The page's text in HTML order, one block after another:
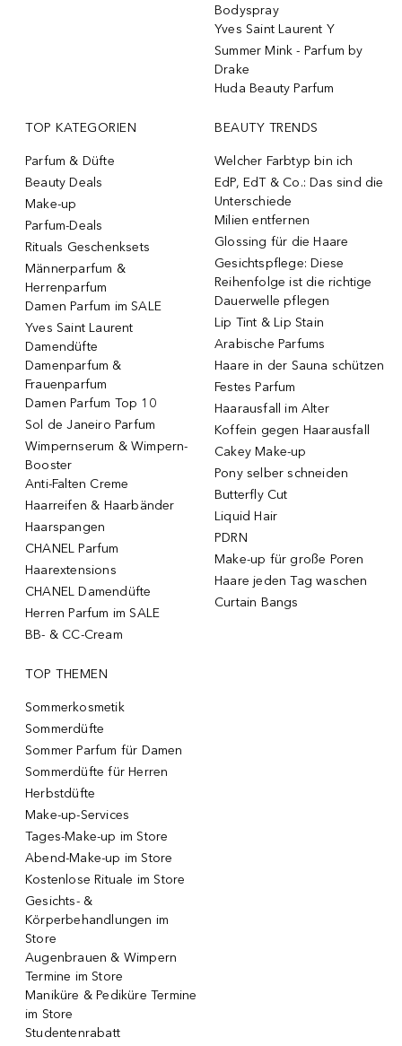
Bodyspray
Yves Saint Laurent Y
Summer Mink - Parfum by
Drake
Huda Beauty Parfum
TOP KATEGORIEN
Parfum & Düfte
Beauty Deals
Make-up
Parfum-Deals
Rituals Geschenksets
Männerparfum &
Herrenparfum
Damen Parfum im SALE
Yves Saint Laurent
Damendüfte
Damenparfum &
Frauenparfum
Damen Parfum Top 10
Sol de Janeiro Parfum
Wimpernserum & Wimpern-
Booster
Anti-Falten Creme
Haarreifen & Haarbänder
Haarspangen
CHANEL Parfum
Haarextensions
CHANEL Damendüfte
Herren Parfum im SALE
BB- & CC-Cream
BEAUTY TRENDS
Welcher Farbtyp bin ich
EdP, EdT & Co.: Das sind die
Unterschiede
Milien entfernen
Glossing für die Haare
Gesichtspflege: Diese
Reihenfolge ist die richtige
Dauerwelle pflegen
Lip Tint & Lip Stain
Arabische Parfums
Haare in der Sauna schützen
Festes Parfum
Haarausfall im Alter
Koffein gegen Haarausfall
Cakey Make-up
Pony selber schneiden
Butterfly Cut
Liquid Hair
PDRN
Make-up für große Poren
Haare jeden Tag waschen
Curtain Bangs
TOP THEMEN
Sommerkosmetik
Sommerdüfte
Sommer Parfum für Damen
Sommerdüfte für Herren
Herbstdüfte
Make-up-Services
Tages-Make-up im Store
Abend-Make-up im Store
Kostenlose Rituale im Store
Gesichts- &
Körperbehandlungen im
Store
Augenbrauen & Wimpern
Termine im Store
Maniküre & Pediküre Termine
im Store
Studentenrabatt